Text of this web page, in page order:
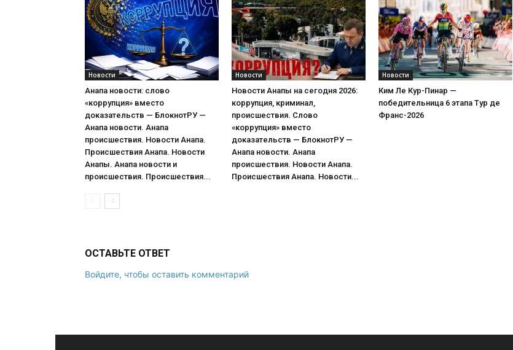
Новости
Анапа новости: слово
«коррупция» вместо
доказательств — БлокнотРУ —
Анапа новости. Анапа
происшествия. Новости Анапа.
Происшествия Анапа. Новости
Анапы. Анапа новости и
происшествия. Происшествия...
Новости
Новости Анапы на сегодня 2026:
коррупция, криминал,
происшествия. Слово
«коррупция» вместо
доказательств — БлокнотРУ —
Анапа новости. Анапа
происшествия. Новости Анапа.
Происшествия Анапа. Новости...
Новости
Ким Ле Кур-Пинар —
победительница 6 этапа Тур де
Франс-2026
ОСТАВЬТЕ ОТВЕТ
Войдите, чтобы оставить комментарий